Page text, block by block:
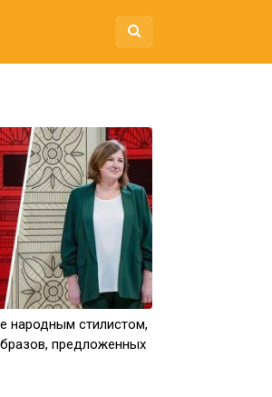
народным стилистом,
предложенных